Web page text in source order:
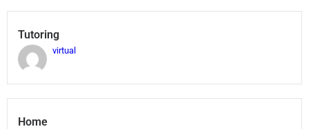
Tutoring
virtual
Home